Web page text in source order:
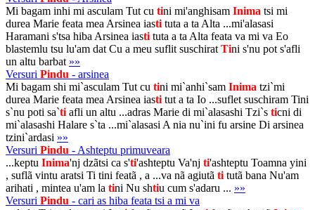
Mi bagam inhi mi asculam Tut cu tini mi'anghisam Inima tsi mi
durea Marie feata mea Arsinea iasti tuta a ta Alta ...mi'alasasi
Haramani s'tsa hiba Arsinea iasti tuta a ta Alta feata va mi va Eo
blastemlu tsu lu'am dat Cu a meu suflit suschirat Tini s'nu pot s'afli
un altu barbat »»
Versuri Pindu - arsinea
Mi bagam shi mi`asculam Tut cu tini mi`anhi`sam Inima tzi`mi
durea Marie feata mea Arsinea iasti tut a ta Io ...suflet suschiram Tini
s`nu poti sa`ti afli un altu ...adras Marie di mi`alasashi Tzi`s ticni di
mi`alasashi Halare s`ta ...mi`alasasi A nia nu`ini fu arsine Di arsinea
tzini`ardasi »»
Versuri Pindu - Ashteptu primuveara
...keptu Inima'nj dzãtsi ca s'ti'ashteptu Va'nj ti'ashteptu Toamna yini
, suflã vintu aratsi Ti tini featã , a ...va nã agiutã ti tutã bana Nu'am
arihati , mintea u'am la tini Nu shtiu cum s'adaru ... »»
Versuri Pindu - cari as hiba feata tsi a mi va